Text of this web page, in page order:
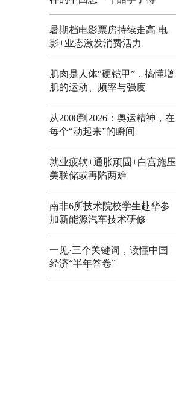
暑期档电影票房持续走高 电
影+业态激发消费活力
肌肉是人体“硬铠甲”，搞懂增
肌的运动、频率与强度
从2008到2026：奥运精神，在
每个“动起来”的瞬间
就业疲软+通胀顽固+白宫施压
美联储或再陷两难
南非6所技术院校学生赴华参
加新能源汽车技术研修
一见·三个关键词，读懂中国
经济“半年答卷”